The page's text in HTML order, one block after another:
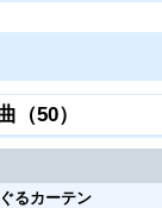
（50）
るカーテン